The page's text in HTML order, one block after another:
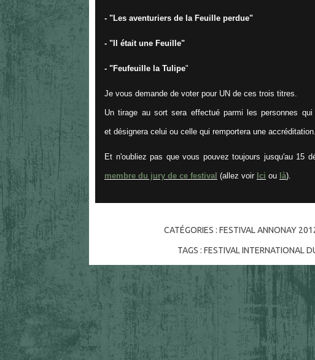
- "Les aventuriers de la Feuille perdue"
- "Il était une Feuille"
- "Feufeuille la Tulipe"
Je vous demande de voter pour UN de ces trois titres.
Un tirage au sort sera effectué parmi les personnes
et désignera celui ou celle qui remportera une accréditation.
Et n'oubliez pas que vous pouvez toujours jusqu'au 15
membre du jury de ce festival (allez voir Ici ou là).
CATÉGORIES : FESTIVAL ANNONAY
TAGS : FESTIVAL INTERNATIONAL